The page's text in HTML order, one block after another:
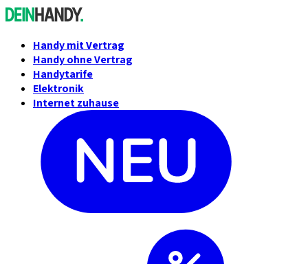
Handy mit Vertrag
Handy ohne Vertrag
Handytarife
Elektronik
Internet zuhause